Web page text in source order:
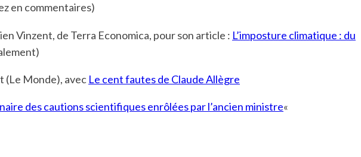
en commentaires)
Vinzent, de Terra Economica, pour son article : L’imposture climatique : du
(Le Monde), avec Le cent fautes de Claude Allègre
des cautions scientifiques enrôlées par l’ancien ministre«